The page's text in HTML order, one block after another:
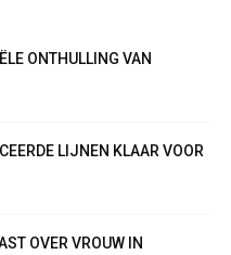
ONTHULLING VAN
LIJNEN KLAAR VOOR
OVER VROUW IN